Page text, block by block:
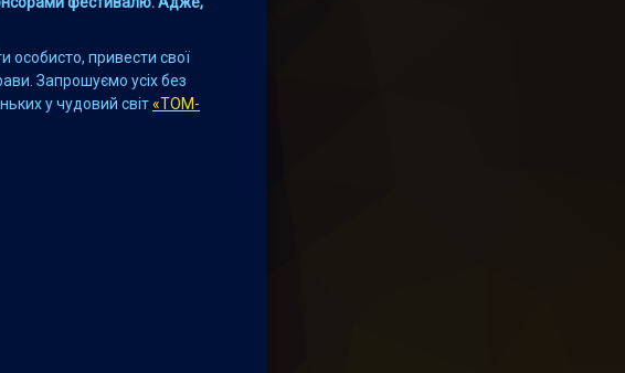
особисто, привести свої
Запрошуємо усіх без
у чудовий світ«ТОМ-